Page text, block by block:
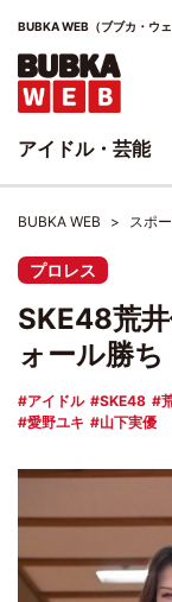
BUBKA WEB（ブブカ・ウ
BUBKA WEB スポ
プロレス
SKE48荒
ォール勝ち
アイドル SKE48
愛野ユキ
山下実優
アイドル・芸能